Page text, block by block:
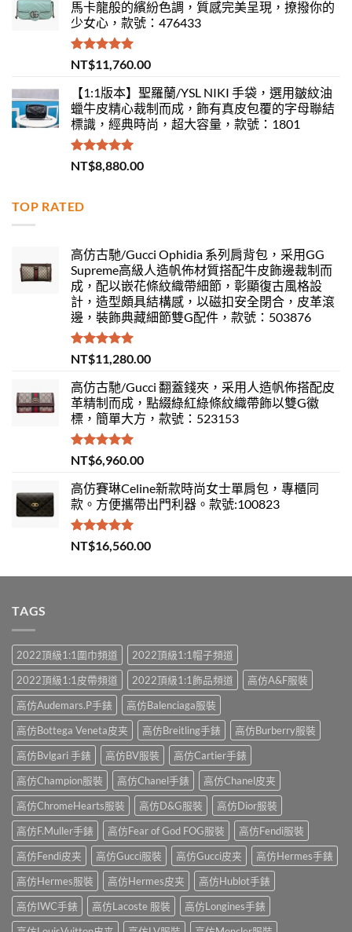
馬卡龍般的繽紛色調，質感完美呈現，撩撥你的
少女心，款號：476433
評分5.00
滿分 5
NT$11,760.00
【1:1版本】聖羅蘭/YSL NIKI 手袋，選用皺紋油
蠟牛皮精心裁制而成，飾有真皮包覆的字母聯結
標識，經典時尚，超大容量，款號：1801
評分 5.00
滿分 5
NT$8,880.00
TOP RATED
高仿古馳/Gucci Ophidia 系列肩背包，采用GG
Supreme高級人造帆佈材質搭配牛皮飾邊裁制而
成，配以嵌花條紋織帶細節，彰顯復古風格設
計，造型頗具結構感，以磁扣安全閉合，皮革滾
邊，裝飾典藏細節雙G配件，款號：503876
評分5.00
滿分 5
NT$11,280.00
高仿古馳/Gucci 翻蓋錢夾，采用人造帆佈搭配皮
革精制而成，點綴綠紅綠條紋織帶飾以雙G徽
標，簡單大方，款號：523153
評分 5.00
滿分 5
NT$6,960.00
高仿賽琳Celine新款時尚女士單肩包，專櫃同
款。方便攜帶出門利器。款號:100823
評分5.00
滿分 5
NT$16,560.00
TAGS
2022頂級1:1圍巾頻道
2022頂級1:1帽子頻道
2022頂級1:1皮帶頻道
2022頂級1:1飾品頻道
高仿A&F服裝
高仿Audemars.P手錶
高仿Balenciaga服裝
高仿Bottega Veneta皮夹
高仿Breitling手錶
高仿Burberry服裝
高仿Bvlgari 手錶
高仿BV服裝
高仿Cartier手錶
高仿Champion服裝
高仿Chanel手錶
高仿Chanel皮夹
高仿ChromeHearts服裝
高仿D&G服裝
高仿Dior服裝
高仿F.Muller手錶
高仿Fear of God FOG服裝
高仿Fendi服裝
高仿Fendi皮夹
高仿Gucci服裝 高仿Gucci皮夹
高仿Hermes手錶
高仿Hermes服裝
高仿Hermes皮夹
高仿Hublot手錶
高仿IWC手錶
高仿Lacoste 服裝
高仿Longines手錶